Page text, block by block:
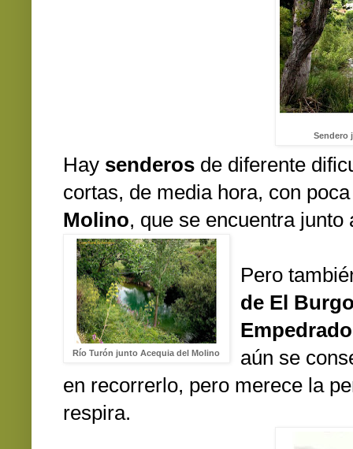
Sendero
Hay senderos de diferente
cortas, de media hora, con
Molino, que se encuentra
Río Turón junto Acequia del Molino
Pero
de El
aún se
en recorrerlo, pero merece la
respira.